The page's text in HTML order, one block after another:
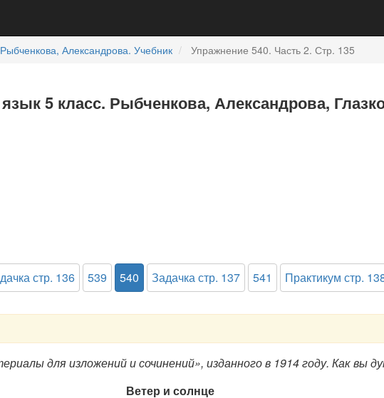
Рыбченкова, Александрова. Учебник Упражнение 540. Часть 2. Стр. 135
5 класс. Рыбченкова, Александрова,
стр. 136 539 540 Задачка стр. 137 541 Практикум стр.
для изложений и сочинений», изданного в 1914 году. Как вы
Ветер и солнце